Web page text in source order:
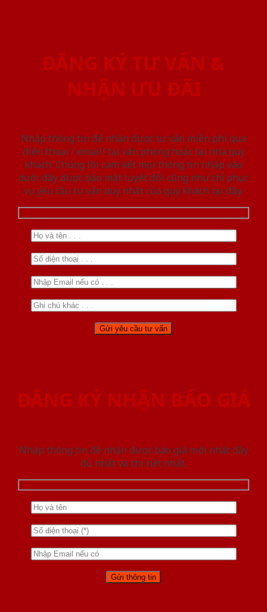
ĐĂNG KÝ TƯ VẤN &
NHẬN ƯU ĐÃI
Nhập thông tin để nhận được tư vấn miễn phí qua
điện thoại / email/ tại văn phòng hoặc tại nhà quý
khách. Chúng tôi cam kết mọi thông tin nhập vào
dưới đây được bảo mật tuyệt đối cũng như chỉ phục
vụ yêu cầu tư vấn duy nhất của quý khách tại đây.
ĐĂNG KÝ NHẬN BÁO GIÁ
Nhập thông tin để nhận được báo giá mới nhât đầy
đủ nhất và chi tiết nhất.